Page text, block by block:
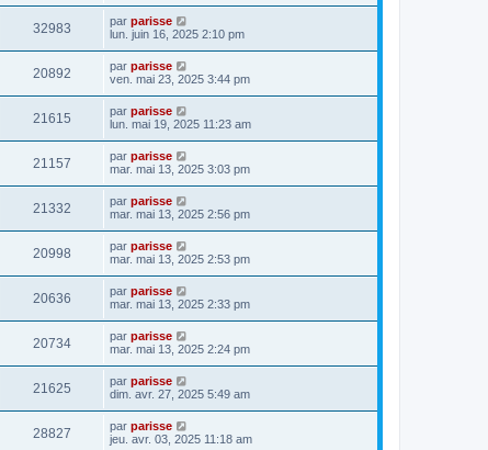
32983 par parisse
lun. juin 16, 2025 2:10 pm
20892 par parisse
ven. mai 23, 2025 3:44 pm
21615 par parisse
lun. mai 19, 2025 11:23 am
21157 par parisse
mar. mai 13, 2025 3:03 pm
21332 par parisse
mar. mai 13, 2025 2:56 pm
20998 par parisse
mar. mai 13, 2025 2:53 pm
20636 par parisse
mar. mai 13, 2025 2:33 pm
20734 par parisse
mar. mai 13, 2025 2:24 pm
21625 par parisse
dim. avr. 27, 2025 5:49 am
28827 par parisse
jeu. avr. 03, 2025 11:18 am